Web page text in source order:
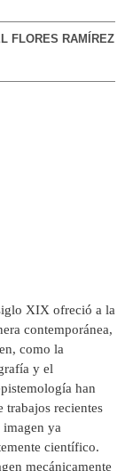
FLORES RAMÍREZ
XIX ofreció a la
contemporánea,
como la
y el
han
trabajos recientes
imagen ya
científico.
mecánicamente